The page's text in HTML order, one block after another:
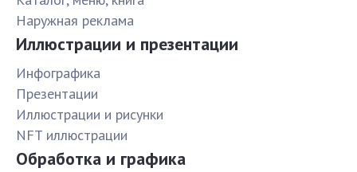
Наружная реклама
Иллюстрации и презентации
Инфографика
Презентации
Иллюстрации и рисунки
NFT иллюстрации
Обработка и графика